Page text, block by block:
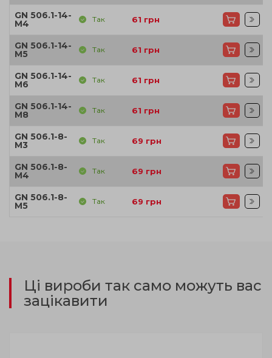
GN 506.1-14-
M4 Так 61 грн
GN 506.1-14-
M5 Так 61 грн
GN 506.1-14-
M6 Так 61 грн
GN 506.1-14-
M8 Так 61 грн
GN 506.1-8-
M3 Так 69 грн
GN 506.1-8-
M4 Так 69 грн
GN 506.1-8-
M5 Так 69 грн
Ці вироби так само можуть вас
зацікавити